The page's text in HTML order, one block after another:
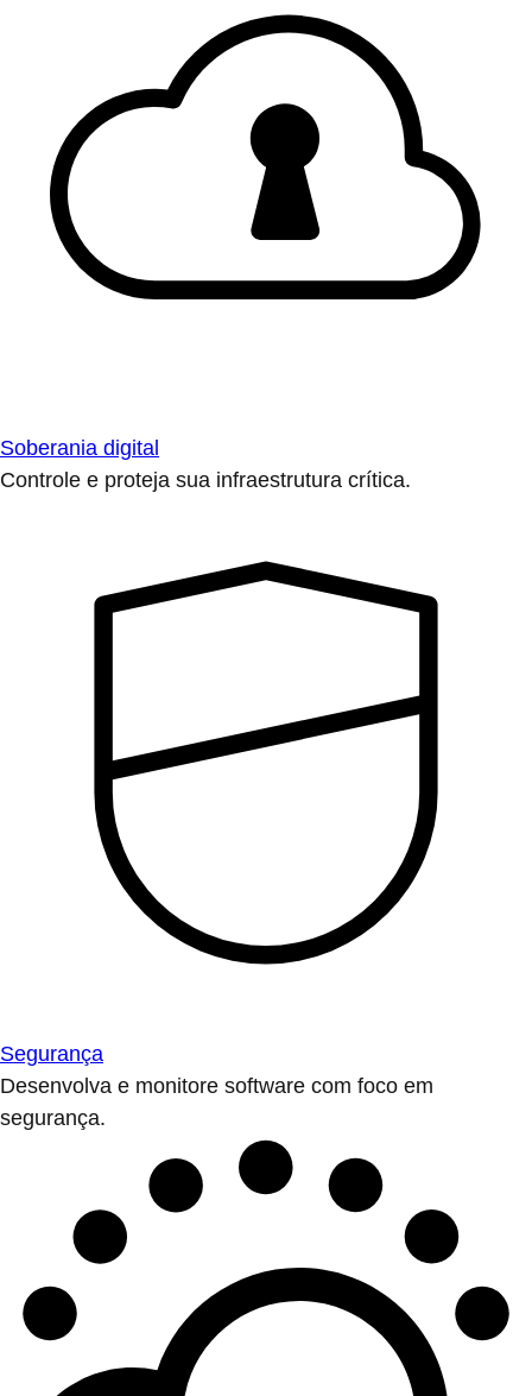
Soberania digital
Controle e proteja sua infraestrutura crítica.
Segurança
Desenvolva e monitore software com foco em
segurança.